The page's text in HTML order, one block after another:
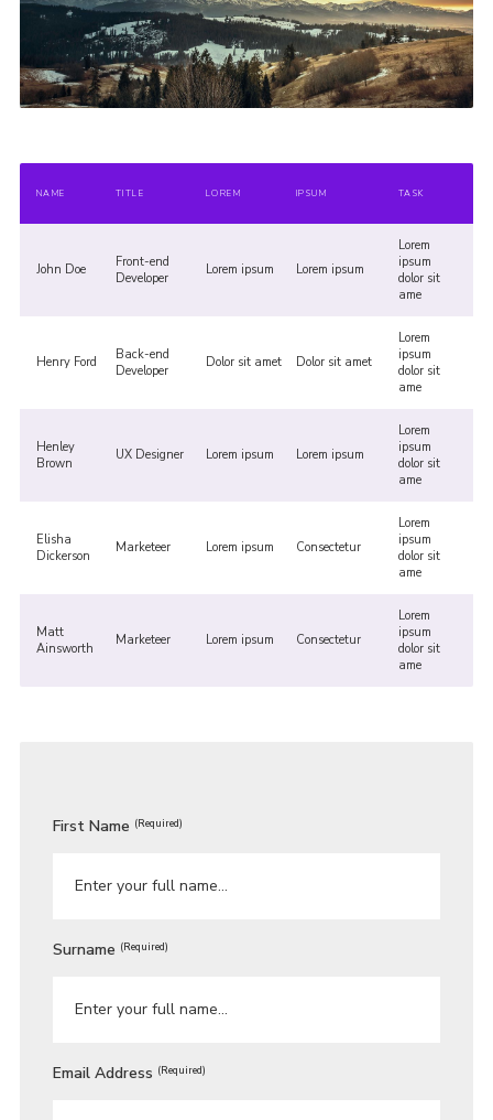
NAME TITLE LOREM IPSUM TASK
John Doe
Front-end
Developer
Lorem ipsum Lorem ipsum
Lorem
ipsum
dolor sit
ame
Henry Ford
Back-end
Developer
Dolor sit amet Dolor sit amet
Lorem
ipsum
dolor sit
ame
Henley
Brown
UX Designer Lorem ipsum Lorem ipsum
Lorem
ipsum
dolor sit
ame
Elisha
Dickerson
Marketeer Lorem ipsum Consectetur
Lorem
ipsum
dolor sit
ame
Matt
Ainsworth
Marketeer Lorem ipsum Consectetur
Lorem
ipsum
dolor sit
ame
First Name (Required)
Surname (Required)
Email Address (Required)